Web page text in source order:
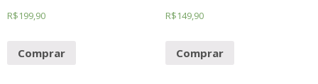
R$199,90
Comprar
R$149,90
Comprar